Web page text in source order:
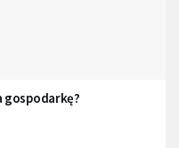
gospodarkę?